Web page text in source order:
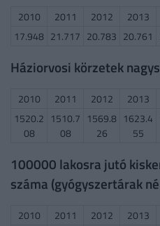
2010 2011 2012 2013
17.948 21.717 20.783 20.761
Háziorvosi körzetek
2010 2011 2012 2013
1520.2
08
1510.7
08
1569.8
26
1623.4
55
100000 lakosra jutó
száma (gyógyszertárak
2010 2011 2012 2013